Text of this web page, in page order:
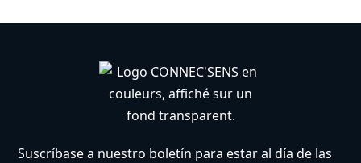
Suscríbase a nuestro boletín para estar al día de las